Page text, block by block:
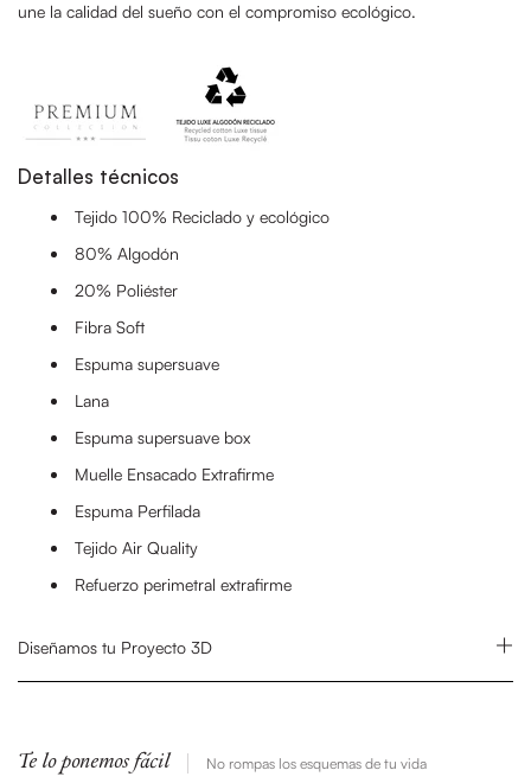
une la calidad del sueño con el compromiso ecológico.
Detalles técnicos
Tejido 100% Reciclado y ecológico
80% Algodón
20% Poliéster
Fibra Soft
Espuma supersuave
Lana
Espuma supersuave box
Muelle Ensacado Extrafirme
Espuma Perfilada
Tejido Air Quality
Refuerzo perimetral extrafirme
Diseñamos tu Proyecto 3D
Te lo ponemos fácil No rompas los esquemas de tu vida